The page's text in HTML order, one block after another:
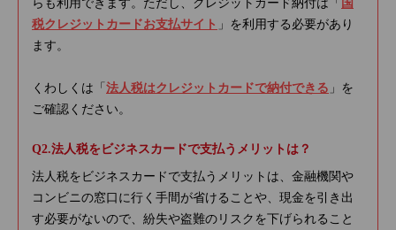
らも利用できます。ただし、クレジットカード納付は「 国
税クレジットカードお支払サイト 」を利用する必要があり
ます。
くわしくは「 法人税はクレジットカードで納付できる 」を
ご確認ください。
法人税をビジネスカードで支払うメリットは？
法人税をビジネスカードで支払うメリットは、金融機関や
コンビニの窓口に行く手間が省けることや、現金を引き出
す必要がないので、紛失や盗難のリスクを下げられること